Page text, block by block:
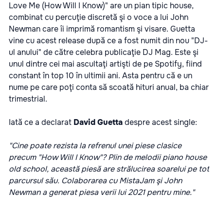
Love Me (How Will I Know)" are un pian tipic house,
combinat cu percuţie discretă şi o voce a lui John
Newman care îi imprimă romantism şi visare. Guetta
vine cu acest release după ce a fost numit din nou "DJ-
ul anului" de către celebra publicaţie DJ Mag. Este şi
unul dintre cei mai ascultaţi artişti de pe Spotify, fiind
constant în top 10 în ultimii ani. Asta pentru că e un
nume pe care poţi conta să scoată hituri anual, ba chiar
trimestrial.
Iată ce a declarat David Guettadespre acest single:
"Cine poate rezista la refrenul unei piese clasice
precum "How Will I Know"? Plin de melodii piano house
old school, această piesă are strălucirea soarelui pe tot
parcursul său. Colaborarea cu MistaJam şi John
Newman a generat piesa verii lui 2021 pentru mine."